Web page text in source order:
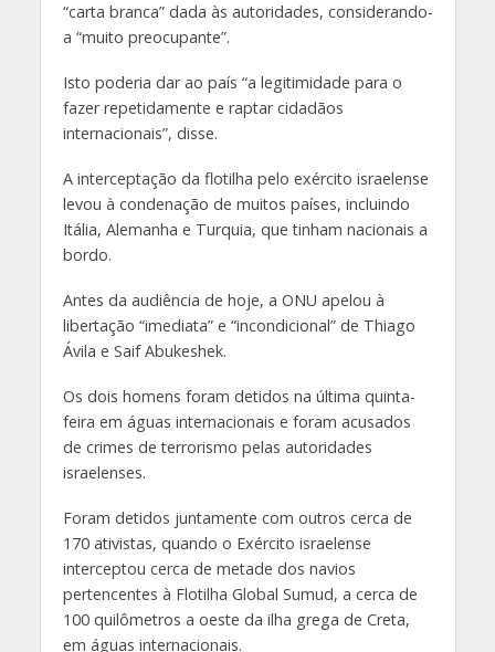
“carta branca” dada às autoridades, considerando-
a “muito preocupante”.
Isto poderia dar ao país “a legitimidade para o
fazer repetidamente e raptar cidadãos
internacionais”, disse.
A interceptação da flotilha pelo exército israelense
levou à condenação de muitos países, incluindo
Itália, Alemanha e Turquia, que tinham nacionais a
bordo.
Antes da audiência de hoje, a ONU apelou à
libertação “imediata” e “incondicional” de Thiago
Ávila e Saif Abukeshek.
Os dois homens foram detidos na última quinta-
feira em águas internacionais e foram acusados
de crimes de terrorismo pelas autoridades
israelenses.
Foram detidos juntamente com outros cerca de
170 ativistas, quando o Exército israelense
interceptou cerca de metade dos navios
pertencentes à Flotilha Global Sumud, a cerca de
100 quilômetros a oeste da ilha grega de Creta,
em águas internacionais.